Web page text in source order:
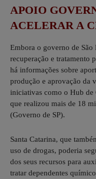
APOIO
ACELERAR A
Embora o governo de São
recuperação e tratamento
há informações sobre
produção e aprovação da
iniciativas como o Hub de
que realizou mais de 18
(Governo de SP).
Santa Catarina, que
uso de drogas, poderia
dos seus recursos para
tratar dependentes